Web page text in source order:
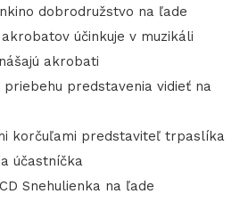
dobrodružstvo na ľade
účinkuje v muzikáli
akrobati
priebehu predstavenia vidieť na
korčuľami predstaviteľ trpaslíka
účastníčka
Snehulienka na ľade